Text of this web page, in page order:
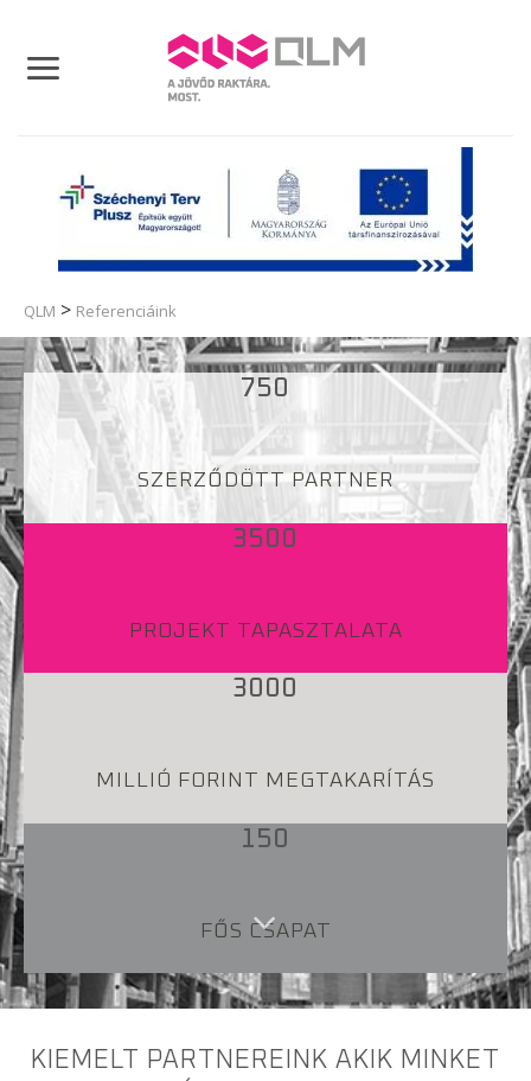
content
QLM > Referenciáink
750
SZERZŐDÖTT PARTNER
3500
PROJEKT TAPASZTALATA
3000
MILLIÓ FORINT MEGTAKARÍTÁS
150
FŐS CSAPAT
KIEMELT PARTNEREINK AKIK MINKET